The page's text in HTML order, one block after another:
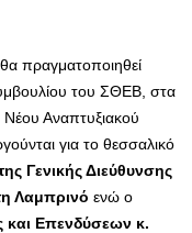
θα πραγματοποιηθεί
του ΣΘΕΒ, στα
Νέου Αναπτυξιακού
για το θεσσαλικό
Γενικής Διεύθυνσης
Λαμπρινό ενώ ο
και Επενδύσεων κ.